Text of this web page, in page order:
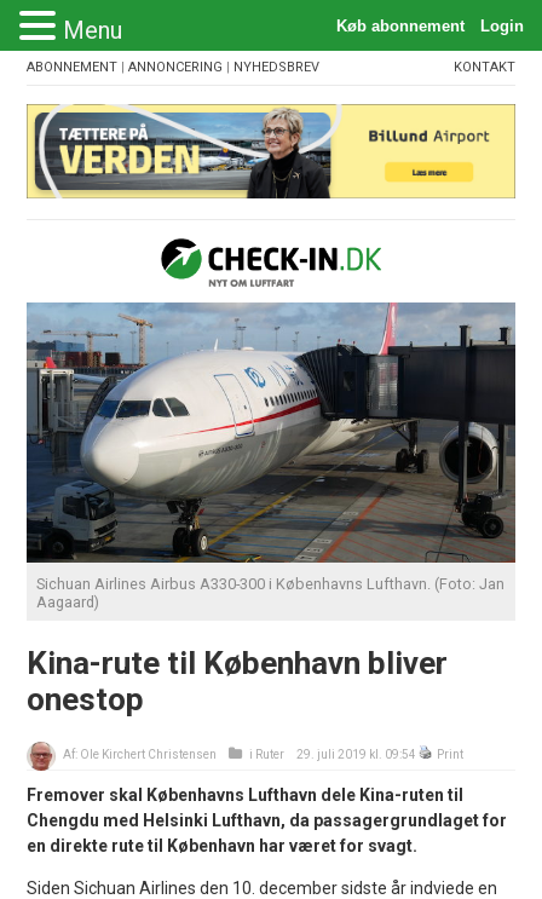
ABONNEMENT |ANNONCERING | NYHEDSBREV KONTAKT
Sichuan Airlines Airbus A330-300 i Københavns Lufthavn. (Foto: Jan
Aagaard)
Kina-rute til København bliver
onestop
Af: Ole Kirchert Christensen i Ruter 29. juli 2019 kl. 09:54 Print
Fremover skal Københavns Lufthavn dele Kina-ruten til
Chengdu med Helsinki Lufthavn, da passagergrundlaget for
en direkte rute til København har været for svagt.
Siden Sichuan Airlines den 10. december sidste år indviede en
Menu